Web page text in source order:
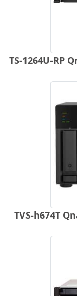
TS-1264U-RP
TVS-h674T